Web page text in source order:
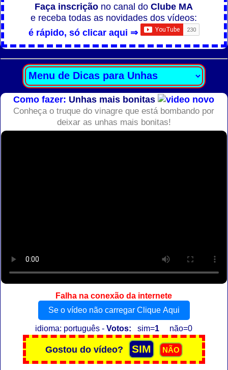
Faça inscrição no canal doClube MA
e receba todas as novidades dos vídeos:
é rápido, só clicar aqui ⇒
Como fazer: Unhas mais bonitas
Conheça o truque do vinagre que está bombando por
deixar as unhas mais bonitas!
Falha na conexão da internete
Se o vídeo não carregar Clique Aqui
idioma: português -Votos: sim=1 não=0